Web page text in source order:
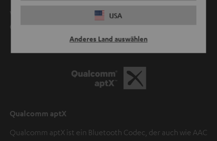
USA
Anderes Land auswählen
Videoton von z. B. Youtube oder anderen Apps sowie
Games wird natürlich lippensynchron übertragen.
Qualcomm aptX
Qualcomm aptX ist ein Bluetooth Codec, der auch wie AAC